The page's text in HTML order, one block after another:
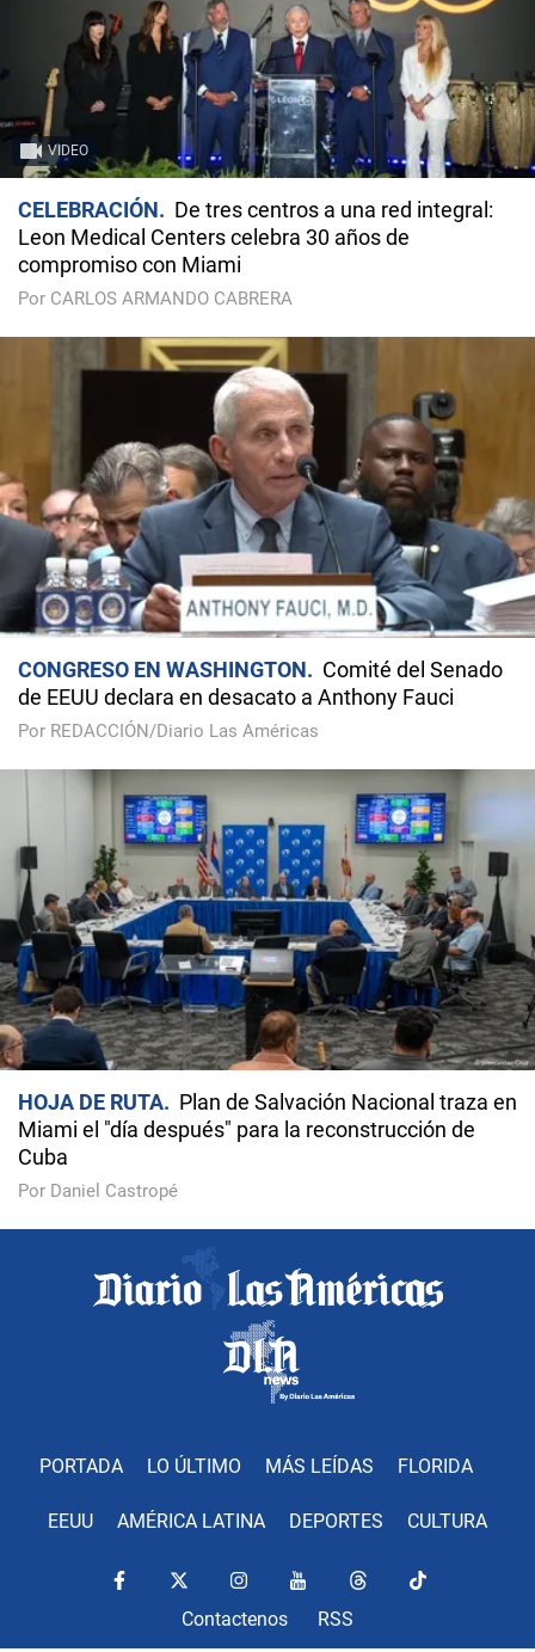
VIDEO
CELEBRACIÓN
De tres centros a una red integral:
Leon Medical Centers celebra 30 años de
compromiso con Miami
Por CARLOS ARMANDO CABRERA
CONGRESO EN WASHINGTON
Comité del Senado
de EEUU declara en desacato a Anthony Fauci
Por REDACCIÓN/Diario Las Américas
HOJA DE RUTA
Plan de Salvación Nacional traza en
Miami el "día después" para la reconstrucción de
Cuba
Por Daniel Castropé
PORTADA LO ÚLTIMO MÁS LEÍDAS FLORIDA
EEUU AMÉRICA LATINA DEPORTES CULTURA
Contactenos RSS